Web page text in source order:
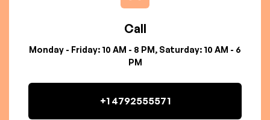
Call
Monday - Friday: 10 AM - 8 PM, Saturday: 10 AM - 6
PM
+1 4792555571